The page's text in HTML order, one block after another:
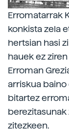
Erromatarrak
konkista zela
hertsian hasi
hauek ez
Erroman
arriskua
bitartez
berezitasunak
zitezkeen.